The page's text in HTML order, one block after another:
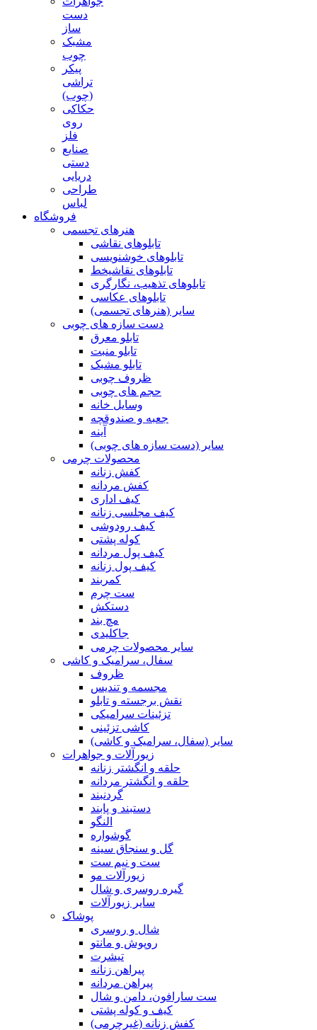
دست
ساز
مشبک
چوب
پیکر
تراشی
(چوب)
حکاکی
روی
فلز
صنایع
دستی
دریایی
طراحی
لباس
فروشگاه
هنرهای تجسمی
تابلوهای نقاشی
تابلوهای خوشنویسی
تابلوهای نقاشیخط
تابلوهای تذهیب، نگارگری
تابلوهای عکاسی
سایر (هنرهای تجسمی)
دست سازه های چوبی
تابلو معرق
تابلو منبت
تابلو مشبک
ظروف چوبی
حجم های چوبی
وسایل خانه
جعبه و صندوقچه
آینه
سایر (دست سازه های چوبی)
محصولات چرمی
کفش زنانه
کفش مردانه
کیف اداری
کیف مجلسی زنانه
کیف رودوشی
کوله پشتی
کیف پول مردانه
کیف پول زنانه
کمربند
ست چرم
دستکش
مچ بند
جاکلیدی
سایر محصولات چرمی
سفال، سرامیک و کاشی
ظروف
مجسمه و تندیس
نقش برجسته و تابلو
تزئینات سرامیکی
کاشی تزئینی
سایر (سفال، سرامیک و کاشی)
زیورآلات و جواهرات
حلقه و انگشتر زنانه
حلقه و انگشتر مردانه
گردنبند
دستبند و پابند
النگو
گوشواره
گل و سنجاق سینه
ست و نیم ست
زیورآلات مو
گیره روسری و شال
سایر زیورآلات
پوشاک
شال و روسری
روپوش و مانتو
تیشرت
پیراهن زنانه
پیراهن مردانه
ست سارافون، دامن و شال
کیف و کوله پشتی
کفش زنانه (غیرچرمی)